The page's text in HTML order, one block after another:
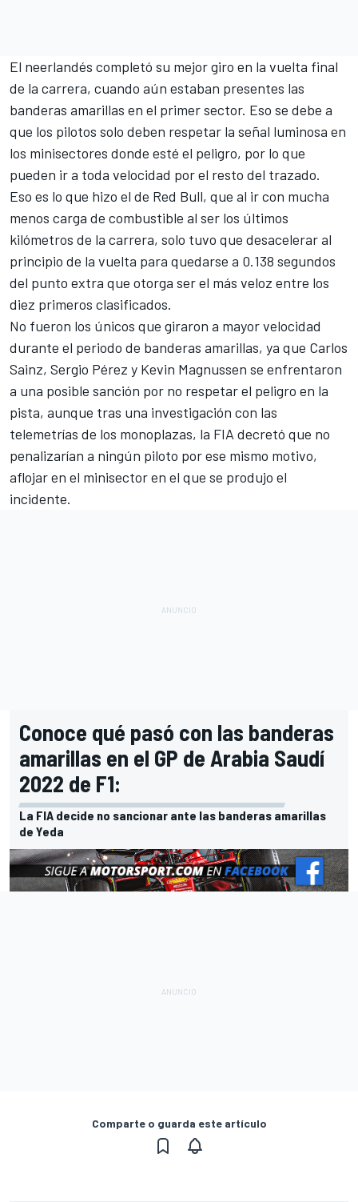
El neerlandés completó su mejor giro en la vuelta final
de la carrera, cuando aún estaban presentes las
banderas amarillas en el primer sector. Eso se debe a
que los pilotos solo deben respetar la señal luminosa en
los minisectores donde esté el peligro, por lo que
pueden ir a toda velocidad por el resto del trazado.
Eso es lo que hizo el de Red Bull, que al ir con mucha
menos carga de combustible al ser los últimos
kilómetros de la carrera, solo tuvo que desacelerar al
principio de la vuelta para quedarse a 0.138 segundos
del punto extra que otorga ser el más veloz entre los
diez primeros clasificados.
No fueron los únicos que giraron a mayor velocidad
durante el periodo de banderas amarillas, ya que Carlos
Sainz, Sergio Pérez y Kevin Magnussen se enfrentaron
a una posible sanción por no respetar el peligro en la
pista, aunque tras una investigación con las
telemetrías de los monoplazas, la FIA decretó que no
penalizarían a ningún piloto por ese mismo motivo,
aflojar en el minisector en el que se produjo el
incidente.
Conoce qué pasó con las banderas
amarillas en el GP de Arabia Saudí
2022 de F1:
La FIA decide no sancionar ante las banderas amarillas
de Yeda
Comparte o guarda este artículo